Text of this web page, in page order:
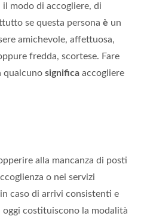
il modo di accogliere, di
se questa persona è un
amichevole, affettuosa,
fredda, scortese. Fare
qualcuno significa accogliere
alla mancanza di posti
o nei servizi
caso di arrivi consistenti e
costituiscono la modalità